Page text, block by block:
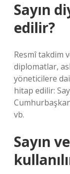
Sayın
edilir?
Resmî takdim
diplomatlar,
yöneticilere
hitap edilir:
vb.
Sayın